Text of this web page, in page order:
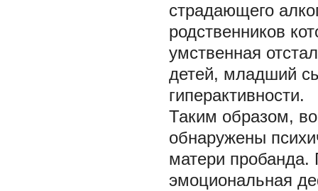
страдающего
родственников
умственная
детей, младший
гиперактивности.
Таким образом, во
обнаружены
матери пробанда.
эмоциональная